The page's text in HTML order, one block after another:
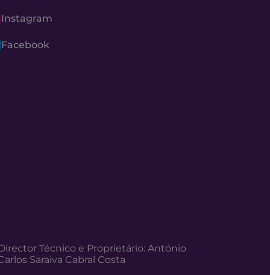
Instagram
Facebook
Técnico e Proprietário: António
Saraiva Cabral Costa